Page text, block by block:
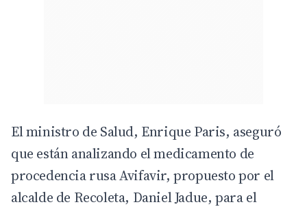
El ministro de Salud, Enrique Paris, aseguró
que están analizando el medicamento de
procedencia rusa Avifavir, propuesto por el
alcalde de Recoleta, Daniel Jadue, para el